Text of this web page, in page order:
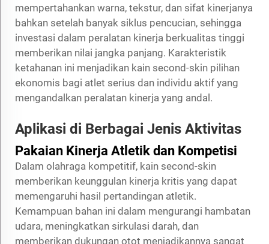
mempertahankan warna, tekstur, dan sifat kinerjanya
bahkan setelah banyak siklus pencucian, sehingga
investasi dalam peralatan kinerja berkualitas tinggi
memberikan nilai jangka panjang. Karakteristik
ketahanan ini menjadikan kain second-skin pilihan
ekonomis bagi atlet serius dan individu aktif yang
mengandalkan peralatan kinerja yang andal.
Aplikasi di Berbagai Jenis Aktivitas
Pakaian Kinerja Atletik dan Kompetisi
Dalam olahraga kompetitif, kain second-skin
memberikan keunggulan kinerja kritis yang dapat
memengaruhi hasil pertandingan atletik.
Kemampuan bahan ini dalam mengurangi hambatan
udara, meningkatkan sirkulasi darah, dan
memberikan dukungan otot menjadikannya sangat